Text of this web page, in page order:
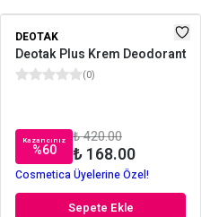
DEOTAK
Deotak Plus Krem Deodorant
(0)
Kazancınız
%60
₺ 420.00
₺ 168.00
Cosmetica Üyelerine Özel!
Sepete Ekle